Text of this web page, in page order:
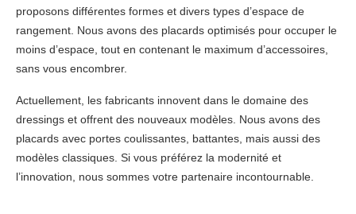
proposons différentes formes et divers types d’espace de
rangement. Nous avons des placards optimisés pour occuper le
moins d’espace, tout en contenant le maximum d’accessoires,
sans vous encombrer.
Actuellement, les fabricants innovent dans le domaine des
dressings et offrent des nouveaux modèles. Nous avons des
placards avec portes coulissantes, battantes, mais aussi des
modèles classiques. Si vous préférez la modernité et
l’innovation, nous sommes votre partenaire incontournable.